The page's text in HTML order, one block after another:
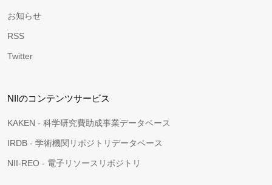
お知らせ
RSS
Twitter
NIIのコンテンツサービス
KAKEN - 科学研究費助成事業データベース
IRDB - 学術機関リポジトリデータベース
NII-REO - 電子リソースリポジトリ